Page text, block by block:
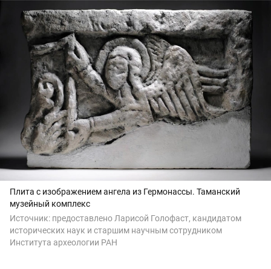
Плита с изображением ангела из Гермонассы. Таманский
музейный комплекс
Источник: предоставлено Ларисой Голофаст, кандидатом
исторических наук и старшим научным сотрудником
Института археологии РАН